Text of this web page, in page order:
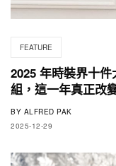
FEATURE
2025 年時裝界十
組，這一年真正改
BY ALFRED PAK
2025-12-29